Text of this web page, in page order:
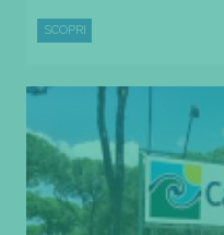
SCOPRI